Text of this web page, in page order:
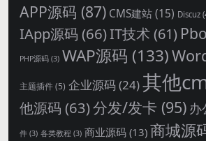
APP源码 (87) CMS建站 (15) Discuz
IApp源码 (66)IT技术 (61)
PHP源码 (3) WAP源码 (133)
主题插件(5) 企业源码 (24)其他
他源码 (63)分发/发卡 (95) 办
件 (3) 各类教程 (3) 商业源码 (13) 商城源